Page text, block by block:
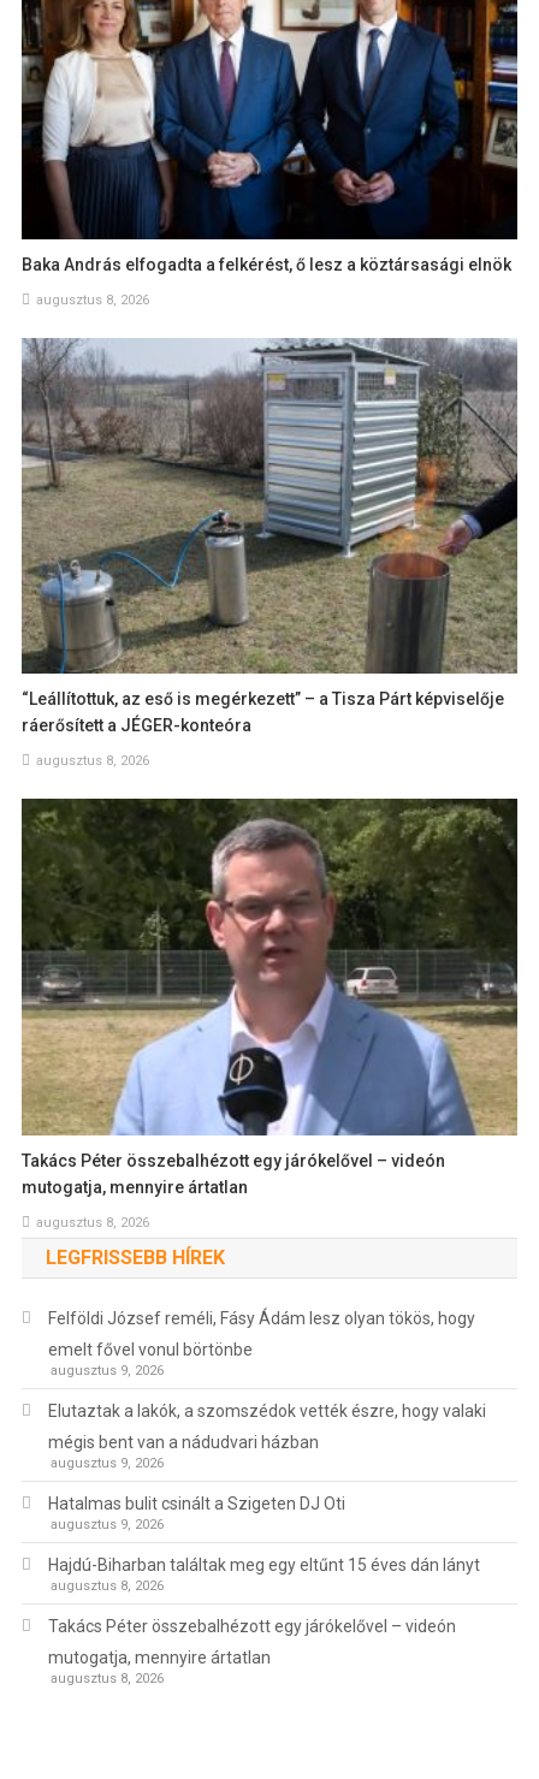
Baka András elfogadta a felkérést, ő lesz a köztársasági elnök
augusztus 8, 2026
“Leállítottuk, az eső is megérkezett” – a Tisza Párt képviselője
ráerősített a JÉGER-konteóra
augusztus 8, 2026
Takács Péter összebalhézott egy járókelővel – videón
mutogatja, mennyire ártatlan
augusztus 8, 2026
LEGFRISSEBB HÍREK
Felföldi József reméli, Fásy Ádám lesz olyan tökös, hogy
emelt fővel vonul börtönbe
augusztus 9, 2026
Elutaztak a lakók, a szomszédok vették észre, hogy valaki
mégis bent van a nádudvari házban
augusztus 9, 2026
Hatalmas bulit csinált a Szigeten DJ Oti
augusztus 9, 2026
Hajdú-Biharban találtak meg egy eltűnt 15 éves dán lányt
augusztus 8, 2026
Takács Péter összebalhézott egy járókelővel – videón
mutogatja, mennyire ártatlan
augusztus 8, 2026